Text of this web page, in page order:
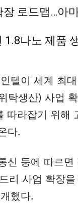
로드맵…아
1.8나노 제품
텔이 세계 최
탁생산) 사업
따라잡기 위해
다.
신 등에 따르
리 사업 확장
했다.